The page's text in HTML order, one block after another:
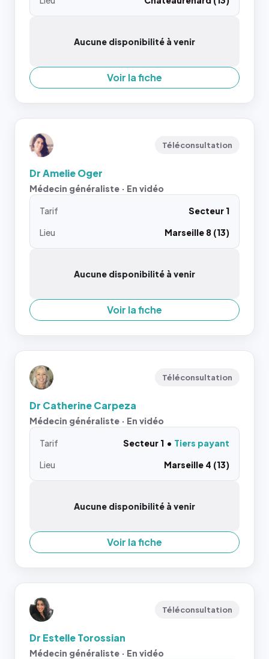
Aucune disponibilité à venir
Voir la fiche
Téléconsultation
Dr Amelie Oger
Médecin généraliste · En vidéo
Tarif
Secteur 1
Lieu
Marseille 8 (13)
Aucune disponibilité à venir
Voir la fiche
Téléconsultation
Dr Catherine Carpeza
Médecin généraliste · En vidéo
Tarif Secteur 1
Tiers payant
Lieu
Marseille 4 (13)
Aucune disponibilité à venir
Voir la fiche
Téléconsultation
Dr Estelle Torossian
Médecin généraliste · En vidéo